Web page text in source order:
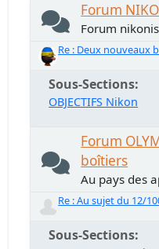
Forum
Forum
Re : Deux nouveaux
Sous-Sections
OBJECTIFS Nikon
Forum
boîtiers
Au pays des
Re : Au sujet du 12/
Sous-Sections